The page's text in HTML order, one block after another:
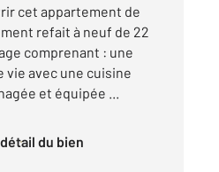
cet appartement de
refait à neuf de 22
comprenant : une
vie avec une cuisine
et équipée ...
détail du bien